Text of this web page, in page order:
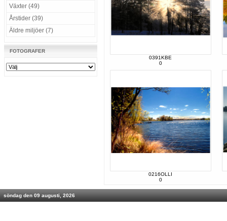
Växter (49)
Årstider (39)
Äldre miljöer (7)
FOTOGRAFER
0391KBE
0
0216OLLI
0
söndag den 09 augusti, 2026